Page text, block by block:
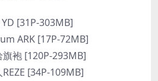
[31P-303MB]
ARK [17P-72MB]
袍 [120P-293MB]
[34P-109MB]